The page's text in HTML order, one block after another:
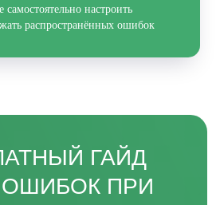
настроить
распространённых ошибок
наобработку